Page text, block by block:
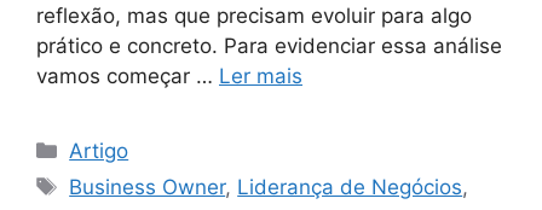
reflexão, mas que precisam evoluir para algo
prático e concreto. Para evidenciar essa análise
vamos começar … Ler mais
Artigo
Business Owner, Liderança de Negócios,